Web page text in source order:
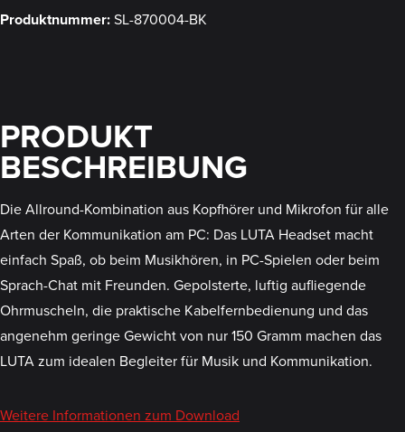
Produktnummer:SL-870004-BK
PRODUKT
BESCHREIBUNG
Die Allround-Kombination aus Kopfhörer und Mikrofon für alle
Arten der Kommunikation am PC: Das LUTA Headset macht
einfach Spaß, ob beim Musikhören, in PC-Spielen oder beim
Sprach-Chat mit Freunden. Gepolsterte, luftig aufliegende
Ohrmuscheln, die praktische Kabelfernbedienung und das
angenehm geringe Gewicht von nur 150 Gramm machen das
LUTA zum idealen Begleiter für Musik und Kommunikation.
Weitere Informationen zum Download